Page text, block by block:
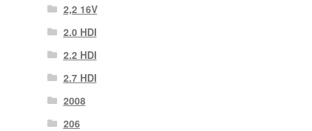
2,2 16V
2.0 HDI
2.2 HDI
2.7 HDI
2008
206